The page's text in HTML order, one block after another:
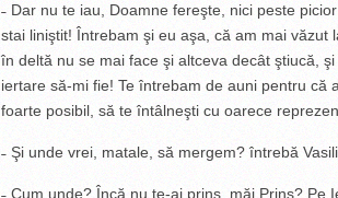
­˗ Dar nu te iau, Doamne fereşte, nici peste
stai liniştit! Întrebam şi eu aşa, că am mai
în deltă nu se mai face şi altceva decât ştiucă,
iertare să-mi fie! Te întrebam de auni pentru că
foarte posibil, să te întâlneşti cu oarece
­˗ Şi unde vrei, matale, să mergem? întrebă
­˗ Cum unde? Încă nu te-ai prins, măi Prins? Pe